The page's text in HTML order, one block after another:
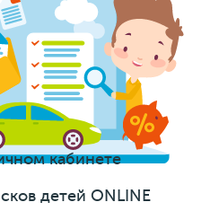
кабинете
детей ONLINE